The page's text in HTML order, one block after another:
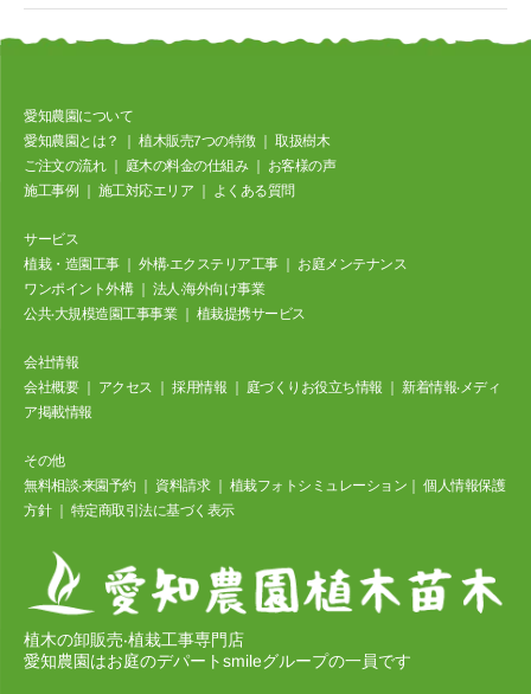
愛知農園について
愛知農園とは？ ｜植⽊販売7つの特徴｜取扱樹⽊
ご注⽂の流れ｜ 庭⽊の料⾦の仕組み｜ お客様の声
施⼯事例 施工対応エリア よくある質問
サービス
植栽・造園工事｜外構‧エクステリア⼯事｜ お庭メンテナンス
ワンポイント外構｜ 法⼈‧海外向け事業
公共‧⼤規模造園⼯事事業｜ 植栽提携サービス
会社情報
会社概要｜ アクセス ｜採⽤情報 庭づくりお役立ち情報 新着情報‧メディ
ア掲載情報
その他
無料相談‧来園予約｜ 資料請求｜ 植栽フォトシミュレーション ｜個⼈情報保護
⽅針｜ 特定商取引法に基づく表⽰
植木の卸販売‧植栽工事専門店
愛知農園はお庭のデパートsmileグループの一員です